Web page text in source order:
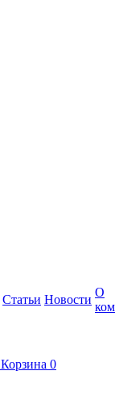
Статьи Новости
О
Корзина 0